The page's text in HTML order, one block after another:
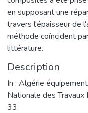
en supposant une
travers l'épaisseur de
méthode coïncident
littérature.
Description
In : Algérie
Nationale des
33.